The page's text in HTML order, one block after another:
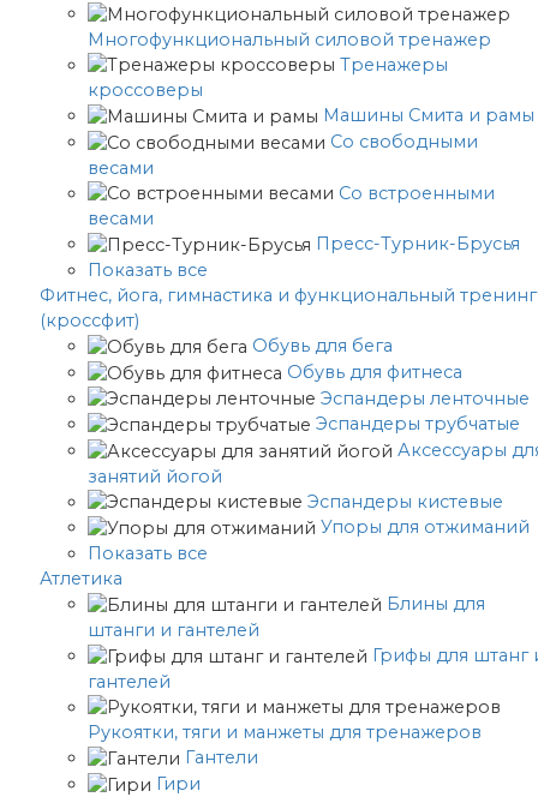
Многофункциональный силовой тренажер
Тренажеры
кроссоверы
Машины Смита и рамы
Со свободными
весами
Со встроенными
весами
Пресс-Турник-Брусья
Показать все
Фитнес, йога, гимнастика и функциональный тренинг
(кроссфит)
Обувь для бега
Обувь для фитнеса
Эспандеры ленточные
Эспандеры трубчатые
Аксессуары
занятий йогой
Эспандеры кистевые
Упоры для отжиманий
Показать все
Атлетика
Блины для
штанги и гантелей
Грифы для штанг
гантелей
Рукоятки, тяги и манжеты для тренажеров
Гантели
Гири